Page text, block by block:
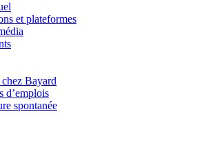
et plateformes
Bayard
d’emplois
spontanée